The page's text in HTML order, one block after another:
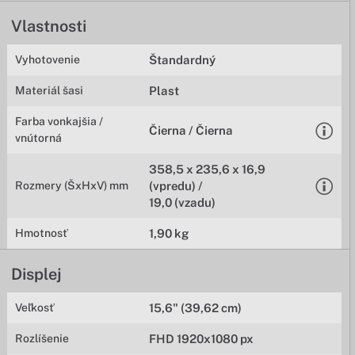
Vlastnosti
Vyhotovenie Štandardný
Materiál šasi Plast
Farba vonkajšia /
vnútorná
Čierna / Čierna
Rozmery (ŠxHxV) mm
358,5 x 235,6 x 16,9
(vpredu) /
19,0 (vzadu)
Hmotnosť 1,90 kg
Displej
Veľkosť 15,6" (39,62 cm)
Rozlíšenie FHD 1920x1080 px